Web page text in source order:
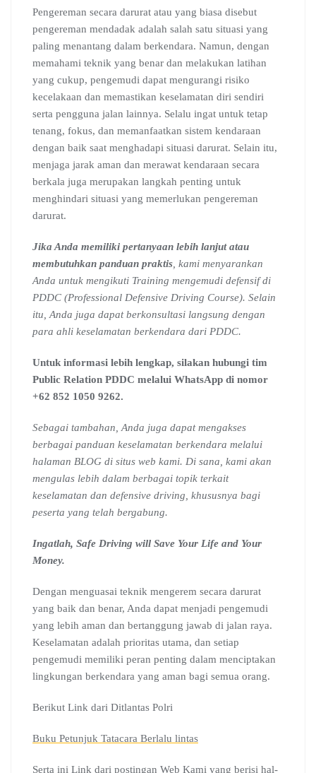
Pengereman secara darurat atau yang biasa disebut
pengereman mendadak adalah salah satu situasi yang
paling menantang dalam berkendara. Namun, dengan
memahami teknik yang benar dan melakukan latihan
yang cukup, pengemudi dapat mengurangi risiko
kecelakaan dan memastikan keselamatan diri sendiri
serta pengguna jalan lainnya. Selalu ingat untuk tetap
tenang, fokus, dan memanfaatkan sistem kendaraan
dengan baik saat menghadapi situasi darurat. Selain itu,
menjaga jarak aman dan merawat kendaraan secara
berkala juga merupakan langkah penting untuk
menghindari situasi yang memerlukan pengereman
darurat.
Jika Anda memiliki pertanyaan lebih lanjut atau
membutuhkan panduan praktis , kami menyarankan
Anda untuk mengikuti Training mengemudi defensif di
PDDC (Professional Defensive Driving Course). Selain
itu, Anda juga dapat berkonsultasi langsung dengan
para ahli keselamatan berkendara dari PDDC.
Untuk informasi lebih lengkap, silakan hubungi tim
Public Relation PDDC melalui WhatsApp di nomor
+62 852 1050 9262.
Sebagai tambahan, Anda juga dapat mengakses
berbagai panduan keselamatan berkendara melalui
halaman BLOG di situs web kami. Di sana, kami akan
mengulas lebih dalam berbagai topik terkait
keselamatan dan defensive driving, khususnya bagi
peserta yang telah bergabung.
Ingatlah, Safe Driving will Save Your Life and Your
Money.
Dengan menguasai teknik mengerem secara darurat
yang baik dan benar, Anda dapat menjadi pengemudi
yang lebih aman dan bertanggung jawab di jalan raya.
Keselamatan adalah prioritas utama, dan setiap
pengemudi memiliki peran penting dalam menciptakan
lingkungan berkendara yang aman bagi semua orang.
Berikut Link dari Ditlantas Polri
Buku Petunjuk Tatacara Berlalu lintas
Serta ini Link dari postingan Web Kami yang berisi hal-